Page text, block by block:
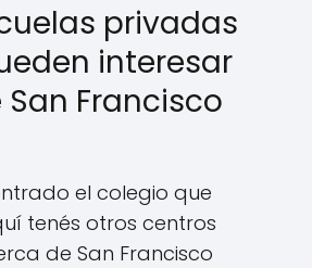
privadas
interesar
Francisco
el colegio que
tenés otros centros
de San Francisco